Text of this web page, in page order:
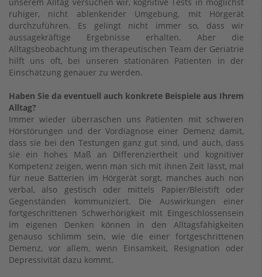
ruhiger, nicht ablenkender Umgebung, mit Hörgerät
durchzuführen. Es gelingt nicht immer so, dass wir
aussagekräftige Ergebnisse erhalten. Aber die
Alltagsbeobachtung im therapeutischen Team der Geriatrie
hilft uns oft, bei unseren stationären Patienten in der
Einschätzung genauer zu werden.
Haben Sie da eventuell auch konkrete Beispiele aus Ihrem
Alltag?
Immer wieder überraschen uns Patienten mit schweren
Hörstörungen und der Vordiagnose einer Demenz damit,
dass sie bei den Testungen ganz gut sind, und auch, dass
sie ein hohes Maß an Differenziertheit und kognitiver
Kompetenz zeigen, wenn man sich mit ihnen Zeit lässt, mal
für neue Batterien im Hörgerät sorgt, manches auch non
verbal, also gestisch oder mittels Papier/Bleistift oder
Gegenständen kommuniziert. Die Auswirkungen einer
fortgeschrittenen Schwerhörigkeit mit Eingeschlossensein
im eigenen Denken können in den Alltagsfähigkeiten
genauso schlimm sein, wie die einer fortgeschrittenen
Demenz, vor allem, wenn Einsamkeit, Resignation oder
Depressivität dazu kommt.